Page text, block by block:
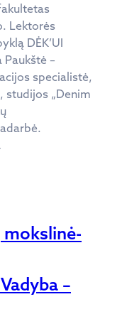
Lektorės
DĖK’UI
–
specialistė,
studijos „Denim
–